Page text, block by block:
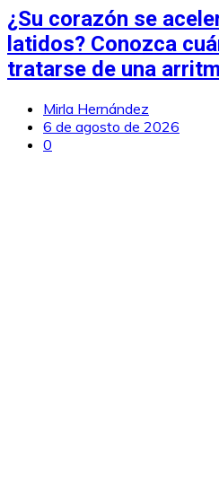
¿Su corazón se
latidos? Conozca
tratarse de una
Mirla Hernández
6 de agosto de 2026
0